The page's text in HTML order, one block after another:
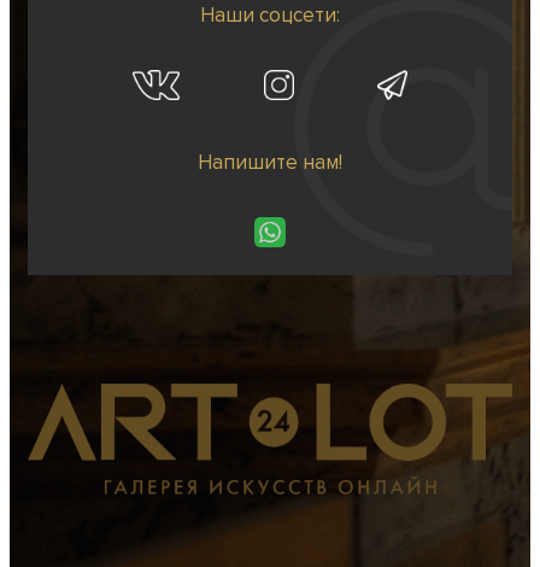
Наши соцсети:
Напишите нам!